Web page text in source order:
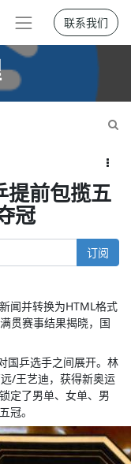
联系我们
前包揽五
冠
订阅
闻并转换为HTML格式
贯赛事结果揭晓，国
国乒选手之间展开。林
/王艺迪，获得新奥运
定了男单、女单、男
冠。